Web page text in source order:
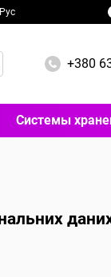
Рус
+380
Системы